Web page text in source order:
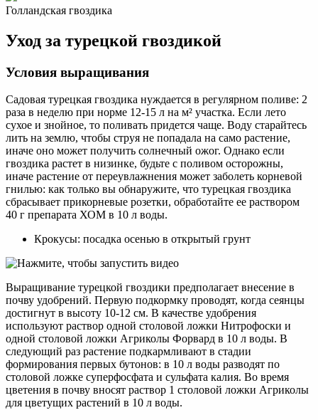
Голландская гвоздика
Уход за турецкой гвоздикой
Условия выращивания
Садовая турецкая гвоздика нуждается в регулярном поливе: 2
раза в неделю при норме 12-15 л на м² участка. Если лето
сухое и знойное, то поливать придется чаще. Воду старайтесь
лить на землю, чтобы струя не попадала на само растение,
иначе оно может получить солнечный ожог. Однако если
гвоздика растет в низинке, будьте с поливом осторожны,
иначе растение от переувлажнения может заболеть корневой
гнилью: как только вы обнаружите, что турецкая гвоздика
сбрасывает прикорневые розетки, обработайте ее раствором
40 г препарата ХОМ в 10 л воды.
Крокусы: посадка осенью в открытый грунт
Выращивание турецкой гвоздики предполагает внесение в
почву удобрений. Первую подкормку проводят, когда сеянцы
достигнут в высоту 10-12 см. В качестве удобрения
используют раствор одной столовой ложки Нитрофоски и
одной столовой ложки Агриколы Форвард в 10 л воды. В
следующий раз растение подкармливают в стадии
формирования первых бутонов: в 10 л воды разводят по
столовой ложке суперфосфата и сульфата калия. Во время
цветения в почву вносят раствор 1 столовой ложки Агриколы
для цветущих растений в 10 л воды.